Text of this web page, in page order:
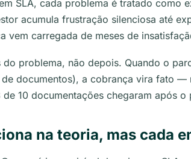
SLA, cada problema é tratado como
acumula frustração silenciosa até
vem carregada de meses de
do problema, não depois. Quando o
documentos), a cobrança vira fato —
de 10 documentações chegaram após o
na teoria, mas cada